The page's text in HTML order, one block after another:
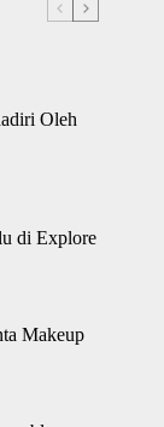
Oleh
di Explore
Makeup